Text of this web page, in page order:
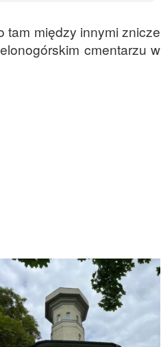
tam między innymi znicze
cmentarzu w